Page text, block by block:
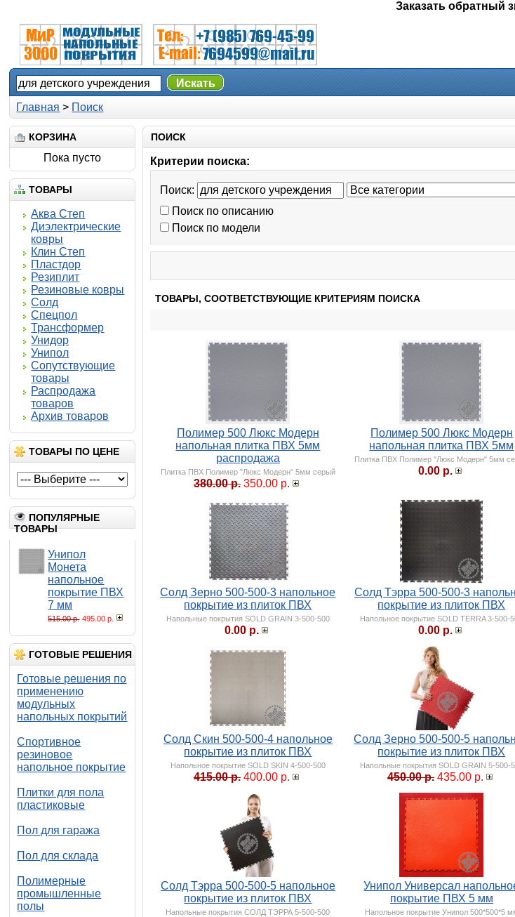
Заказать обратный
Искать
Главная > Поиск
КОРЗИНА
Пока пусто
ТОВАРЫ
Аква Степ
Диэлектрические
ковры
Клин Степ
Пластдор
Резиплит
Резиновые ковры
Солд
Спецпол
Трансформер
Унидор
Унипол
Сопутствующие
товары
Распродажа
товаров
Архив товаров
ТОВАРЫ ПО ЦЕНЕ
ПОПУЛЯРНЫЕ
ТОВАРЫ
Унипол
Монета
напольное
покрытие ПВХ
7 мм
515.00 р. 495.00 р.
ГОТОВЫЕ РЕШЕНИЯ
Готовые решения по
применению
модульных
напольных покрытий
Спортивное
резиновое
напольное покрытие
Плитки для пола
пластиковые
Пол для гаража
Пол для склада
Полимерные
промышленные
полы
ПОИСК
Критерии поиска:
Поиск:
Поиск по описанию
Поиск по модели
ТОВАРЫ, СООТВЕТСТВУЮЩИЕ КРИТЕРИЯМ ПОИСКА
Полимер 500 Люкс Модерн
напольная плитка ПВХ 5мм
распродажа
Плитка ПВХ Полимер "Люкс Модерн" 5мм серый
380.00 р. 350.00 р.
Полимер 500 Люкс Модерн
напольная плитка ПВХ 5мм
Плитка ПВХ Полимер "Люкс Модерн" 5мм
0.00 р.
Солд Зерно 500-500-3 напольное
покрытие из плиток ПВХ
Напольные покрытия SOLD GRAIN 3-500-500
0.00 р.
Солд Тэрра 500-500-3
покрытие из плиток ПВХ
Напольное покрытие SOLD TERRA 3-500-
0.00 р.
Солд Скин 500-500-4 напольное
покрытие из плиток ПВХ
Напольное покрытие SOLD SKIN 4-500-500
415.00 р. 400.00 р.
Солд Зерно 500-500-5
покрытие из плиток ПВХ
Напольные покрытия SOLD GRAIN 5-500-
450.00 р. 435.00 р.
Солд Тэрра 500-500-5 напольное
покрытие из плиток ПВХ
Напольные покрытия СОЛД ТЭРРА 5-500-500
Унипол Универсал
покрытие ПВХ 5 мм
Напольное покрытие Унипол 500*500*5